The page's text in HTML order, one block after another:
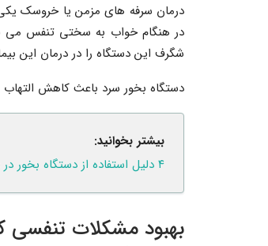
درمان سرفه های مزمن یا خروسک
در هنگام خواب به سختی تنفس می
شگرف این دستگاه را در درمان این
دستگاه بخور سرد باعث کاهش
بیشتر بخوانید:
۴ دلیل استفاده از دستگاه بخور در فصل آنفولانزا
بهبود مشکلات تنفسی